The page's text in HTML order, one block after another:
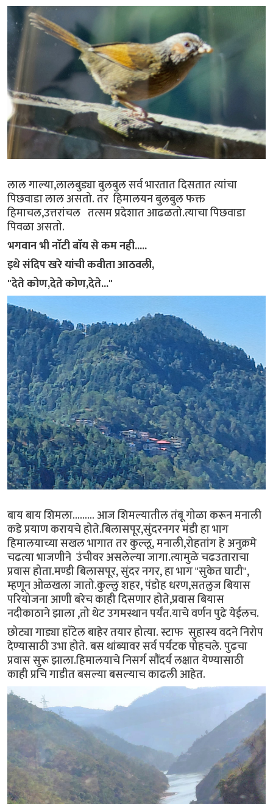
लाल गाल्या,लालबुड्या बुलबुल सर्व भारतात दिसतात त्यांचा
पिछवाडा लाल असतो. तर हिमालयन बुलबुल फक्त
हिमाचल,उत्तरांचल तत्सम प्रदेशात आढळतो.त्याचा पिछवाडा
पिवळा असतो.
भगवान भी नाॅटी बाॅय से कम नही.....
इथे संदिप खरे यांची कवीता आठवली,
"देते कोण,देते कोण,देते..."
बाय बाय शिमला......... आज शिमल्यातील तंबू गोळा करून मनाली
कडे प्रयाण करायचे होते.बिलासपूर,सुंदरनगर मंडी हा भाग
हिमालयाच्या सखल भागात तर कुल्लू, मनाली,रोहतांग हे अनुक्रमे
चढत्या भाजणीने उंचीवर असलेल्या जागा.त्यामुळे चढउताराचा
प्रवास होता.मण्डी बिलासपूर, सुंदर नगर, हा भाग "सुकेत घाटी",
म्हणून ओळखला जातो.कुल्लु शहर, पंडोह धरण,सतलुज बियास
परियोजना आणी बरेच काही दिसणार होते,प्रवास बियास
नदीकाठाने झाला ,तो थेट उगमस्थान पर्यंत.याचे वर्णन पुढे येईलच.
छोट्या गाड्या हाॅटेल बाहेर तयार होत्या. स्टाफ सुहास्य वदने निरोप
देण्यासाठी उभा होते. बस थांब्यावर सर्व पर्यटक पोहचले. पुढचा
प्रवास सुरू झाला.हिमालयाचे निसर्ग सौंदर्य लक्षात येण्यासाठी
काही प्रचि गाडीत बसल्या बसल्याच काढली आहेत.